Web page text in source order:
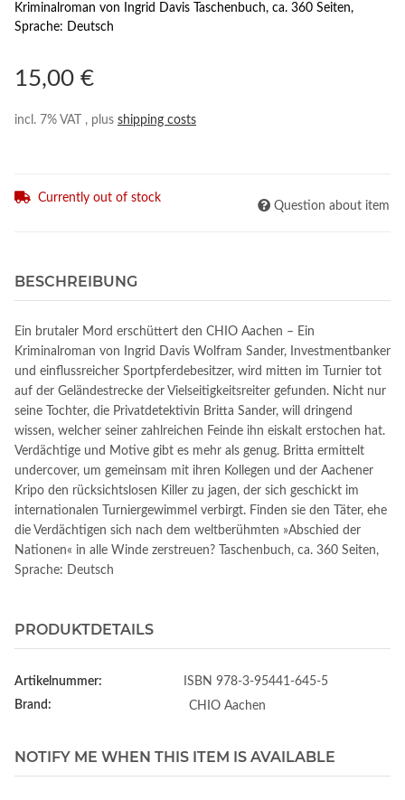
Kriminalroman von Ingrid Davis Taschenbuch, ca. 360 Seiten,
Sprache: Deutsch
15,00 €
incl. 7% VAT , plus shipping costs
Currently out of stock
Question about item
BESCHREIBUNG
Ein brutaler Mord erschüttert den CHIO Aachen – Ein
Kriminalroman von Ingrid Davis Wolfram Sander, Investmentbanker
und einflussreicher Sportpferdebesitzer, wird mitten im Turnier tot
auf der Geländestrecke der Vielseitigkeitsreiter gefunden. Nicht nur
seine Tochter, die Privatdetektivin Britta Sander, will dringend
wissen, welcher seiner zahlreichen Feinde ihn eiskalt erstochen hat.
Verdächtige und Motive gibt es mehr als genug. Britta ermittelt
undercover, um gemeinsam mit ihren Kollegen und der Aachener
Kripo den rücksichtslosen Killer zu jagen, der sich geschickt im
internationalen Turniergewimmel verbirgt. Finden sie den Täter, ehe
die Verdächtigen sich nach dem weltberühmten »Abschied der
Nationen« in alle Winde zerstreuen? Taschenbuch, ca. 360 Seiten,
Sprache: Deutsch
PRODUKTDETAILS
Artikelnummer:
ISBN 978-3-95441-645-5
Brand:
CHIO Aachen
NOTIFY ME WHEN THIS ITEM IS AVAILABLE